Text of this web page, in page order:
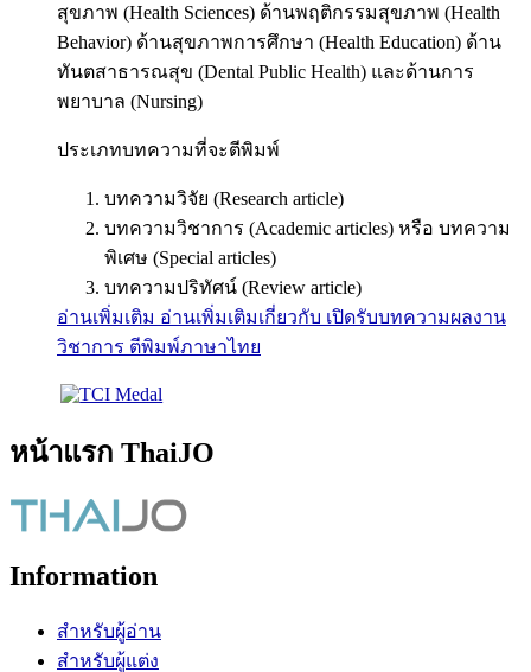
สุขภาพ (Health Sciences) ด้านพฤติกรรมสุขภาพ (Health
Behavior) ด้านสุขภาพการศึกษา (Health Education) ด้าน
ทันตสาธารณสุข (Dental Public Health) และด้านการ
พยาบาล (Nursing)
ประเภทบทความที่จะตีพิมพ์
บทความวิจัย (Research article)
บทความวิชาการ (Academic articles) หรือ บทความ
พิเศษ (Special articles)
บทความปริทัศน์ (Review article)
อ่านเพิ่มเติม อ่านเพิ่มเติมเกี่ยวกับ เปิดรับบทความผลงาน
วิชาการ ตีพิมพ์ภาษาไทย
หน้าแรก ThaiJO
Information
สำหรับผู้อ่าน
สำหรับผู้แต่ง